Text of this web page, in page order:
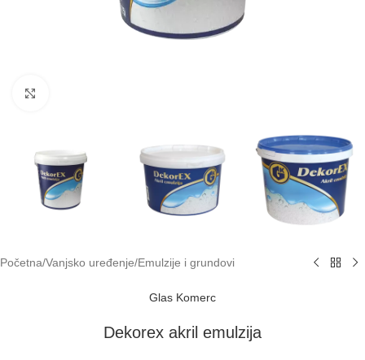
Početna/Vanjsko uređenje/Emulzije i grundovi
Glas Komerc
Dekorex akril emulzija